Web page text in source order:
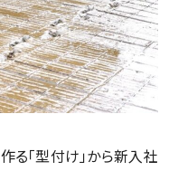
る「型付け」から新入社